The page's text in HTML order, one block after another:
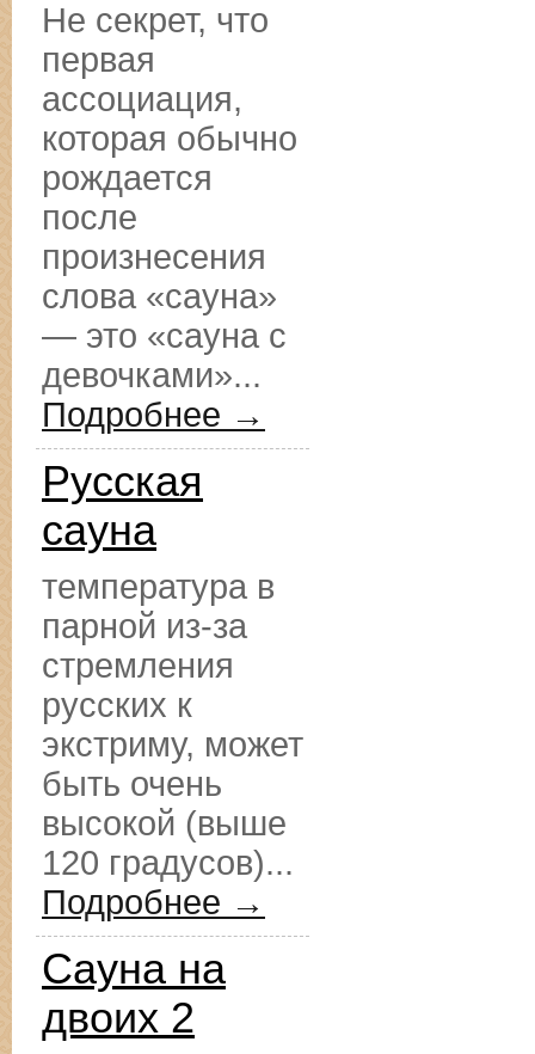
Не секрет, что
первая
ассоциация,
которая обычно
рождается
после
произнесения
слова «сауна»
— это «сауна с
девочками»...
Подробнее →
Русская
сауна
температура в
парной из-за
стремления
русских к
экстриму, может
быть очень
высокой (выше
120 градусов)...
Подробнее →
Сауна на
двоих 2